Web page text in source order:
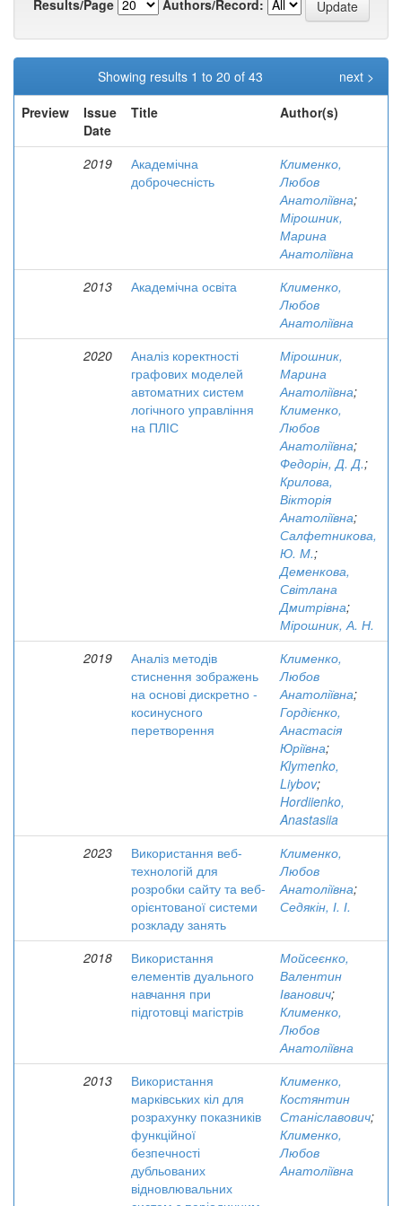
Results/Page
Authors/Record:
Showing results 1 to 20 of 43
next >
Preview
Issue
Date
Title Author(s)
2019
Академічна
доброчесність
Клименко,
Любов
Анатоліївна;
Мірошник,
Марина
Анатоліївна
2013
Академічна освіта
Клименко,
Любов
Анатоліївна
2020
Аналіз коректності
графових моделей
автоматних систем
логічного управління
на ПЛІС
Мірошник,
Марина
Анатоліївна;
Клименко,
Любов
Анатоліївна;
Федорін, Д. Д.;
Крилова,
Вікторія
Анатоліївна;
Салфетникова,
Ю. М.;
Деменкова,
Світлана
Дмитрівна;
Мірошник, А. Н.
2019
Аналіз методів
стиснення зображень
на основі дискретно -
косинусного
перетворення
Клименко,
Любов
Анатоліївна;
Гордієнко,
Анастасія
Юріївна;
Klymenko,
Liybov;
Hordiienko,
Anastasiia
2023
Використання веб-
технологій для
розробки сайту та веб-
орієнтованої системи
розкладу занять
Клименко,
Любов
Анатоліївна;
Седякін, І. І.
2018
Використання
елементів дуального
навчання при
підготовці магістрів
Мойсеєнко,
Валентин
Іванович;
Клименко,
Любов
Анатоліївна
2013
Використання
марківських кіл для
розрахунку показників
функційної
безпечності
дубльованих
відновлювальних
Клименко,
Костянтин
Станіславович;
Клименко,
Любов
Анатоліївна